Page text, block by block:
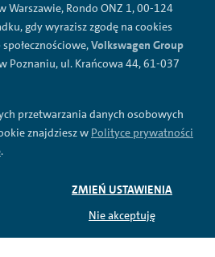
Services oferowane sa usługi
Bank GmbH Sp. z o.o. Oddzial w
i mobilnosc (przez Volkswagen
Serwis Ubezpieczeniowy
Warszawie, Rondo ONZ 1, 00-124
gdy wyrazisz zgodę na cookies
Volkswagen Group
Poznaniu, ul. Krańcowa 44, 61-037
przetwarzania danych osobowych
znajdziesz w Polityce prywatności
.
ZMIEŃ USTAWIENIA
Nie akceptuję